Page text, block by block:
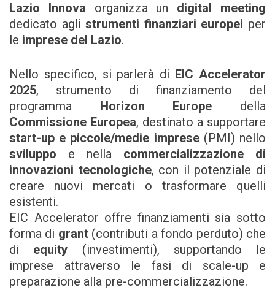
Lazio Innova organizza un digital meeting
dedicato aglistrumenti finanziari europei per
le imprese del Lazio.
Nello specifico, si parlerà di EIC Accelerator
2025, strumento di finanziamento del
programma Horizon Europe della
Commissione Europea, destinato a supportare
start-up e piccole/medie imprese (PMI) nello
sviluppo e nella commercializzazione di
innovazioni tecnologiche, con il potenziale di
creare nuovi mercati o trasformare quelli
esistenti.
EIC Accelerator offre finanziamenti sia sotto
forma di grant (contributi a fondo perduto) che
di equity (investimenti), supportando le
imprese attraverso le fasi di scale-up e
preparazione alla pre-commercializzazione.